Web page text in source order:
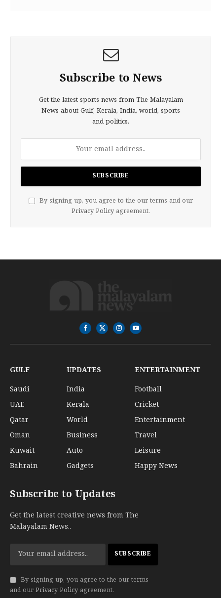
Subscribe to News
Get the latest sports news from The Malayalam
News about Gulf, Kerala, India, world, sports
and politics.
By signing up, you agree to the our terms and our
Privacy Policy agreement.
Facebook
X
(Twitter)
InstagramYouTube
GULF
Saudi
UAE
Qatar
Oman
Kuwait
Bahrain
UPDATES
India
Kerala
World
Business
Auto
Gadgets
ENTERTAINMENT
Football
Cricket
Entertainment
Travel
Leisure
Happy News
Subscribe to Updates
Get the latest creative news from The
Malayalam News..
By signing up, you agree to the our terms
and our Privacy Policy agreement.